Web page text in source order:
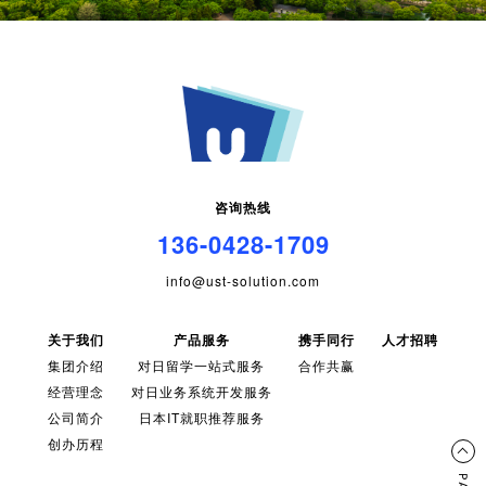
咨询热线
136-0428-1709
info@ust-solution.com
关于我们
集团介绍
经营理念
公司简介
创办历程
产品服务
对日留学一站式服务
对日业务系统开发服务
日本IT就职推荐服务
携手同行
合作共赢
人才招聘